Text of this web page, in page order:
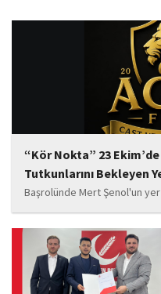
“Kör Nokta” 23
Tutkunlarını Bekleyen
Başrolünde Mert Şenol'un
Esma Kıyanç, Ayşe Aktaş,
Sema Yaldıran, Sıla Altıntaş,
oyuncu Görkem Akyol...